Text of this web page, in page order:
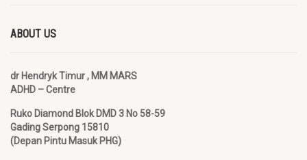
ABOUT US
dr Hendryk Timur , MM MARS
ADHD – Centre
Ruko Diamond Blok DMD 3 No 58-59
Gading Serpong 15810
(Depan Pintu Masuk PHG)